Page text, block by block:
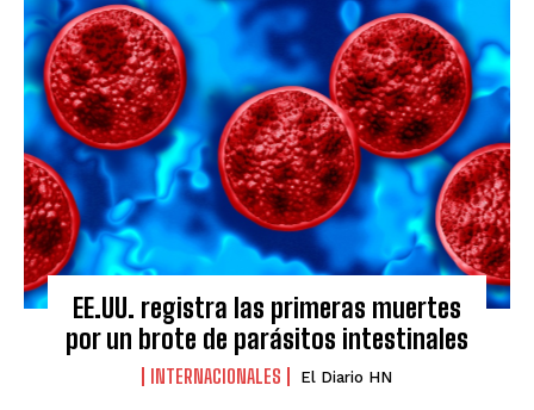
EE.UU. registra las primeras muertes
por un brote de parásitos intestinales
INTERNACIONALES El Diario HN